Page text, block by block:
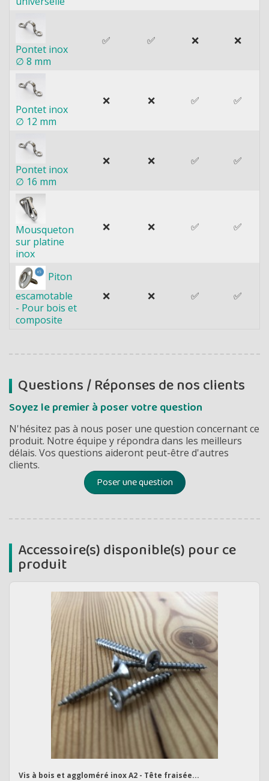
Pontet inox
∅ 8 mm
✅ ✅ ❌ ❌
Pontet inox
∅ 12 mm
❌ ❌ ✅ ✅
Pontet inox
∅ 16 mm
❌ ❌ ✅ ✅
Mousqueton
sur platine
inox
❌ ❌ ✅ ✅
Piton
escamotable
- Pour bois et
composite
❌ ❌ ✅ ✅
Questions / Réponses de nos clients
Soyez le premier à poser votre question
N'hésitez pas à nous poser une question concernant ce
produit. Notre équipe y répondra dans les meilleurs
délais. Vos questions aideront peut-être d'autres
clients.
Poser une question
Accessoire(s) disponible(s) pour ce
produit
Vis à bois et aggloméré inox A2 - Tête fraisée...